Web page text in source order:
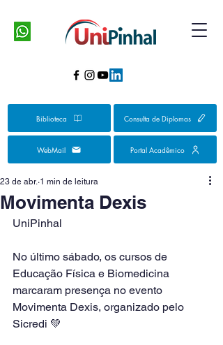
Biblioteca Consulta de Diplomas
WebMail Portal Acadêmico
Movimenta Dexis
23 de abr. 1 min de leitura
UniPinhal
No último sábado, os cursos de
Educação Física e Biomedicina
marcaram presença no evento
Movimenta Dexis, organizado pelo
Sicredi 💚